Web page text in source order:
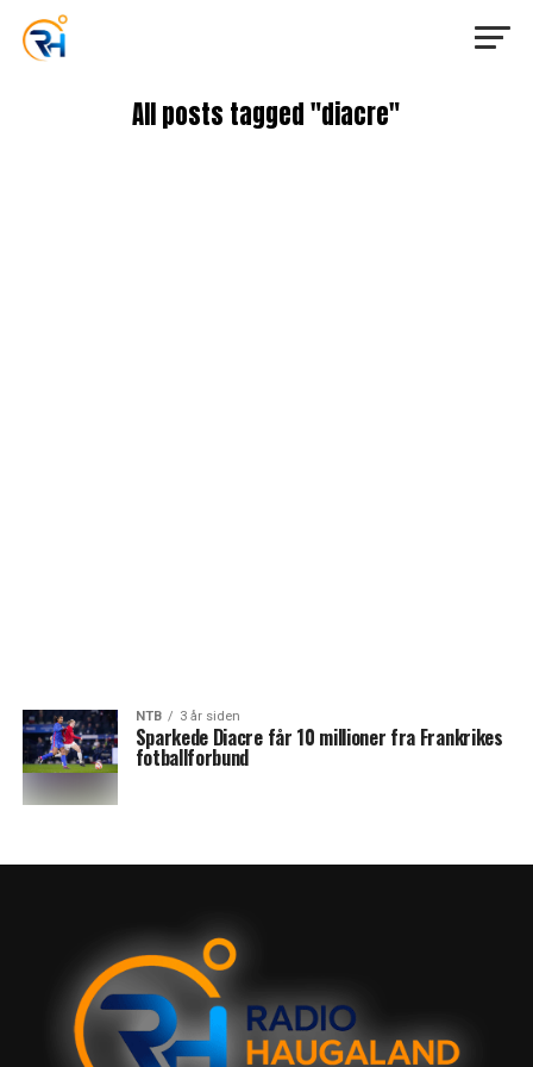
All posts tagged "diacre"
NTB 3 år siden
Sparkede Diacre får 10 millioner fra Frankrikes
fotballforbund